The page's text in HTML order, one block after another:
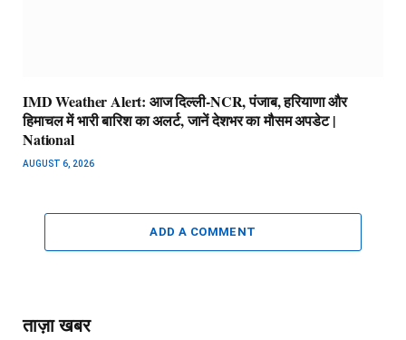
IMD Weather Alert: आज दिल्ली-NCR, पंजाब, हरियाणा और
हिमाचल में भारी बारिश का अलर्ट, जानें देशभर का मौसम अपडेट |
National
AUGUST 6, 2026
ADD A COMMENT
ताज़ा खबर